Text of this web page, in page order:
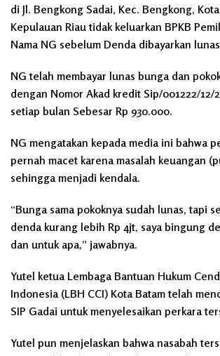
di Jl. Bengkong Sadai, Kec. Bengkong,
Kepulauan Riau tidak keluarkan BPKB
Nama NG sebelum Denda dibayarkan
NG telah membayar lunas bunga dan
dengan Nomor Akad kredit Sip/001222/12/
setiap bulan Sebesar Rp 930.000.
NG mengatakan kepada media ini bahwa
pernah macet karena masalah keuangan
sehingga menjadi kendala.
“Bunga sama pokoknya sudah lunas, tapi
denda kurang lebih Rp 4jt, saya bingung
dan untuk apa,” jawabnya.
Yutel ketua Lembaga Bantuan Hukum
Indonesia (LBH CCI) Kota Batam telah
SIP Gadai untuk menyelesaikan perkara
Yutel pun menjelaskan bahwa nasabah